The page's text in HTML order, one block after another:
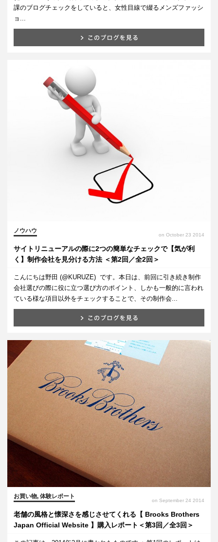
課のブログチェックをしていると、女性目線で綴るメンズファッシ
ョ...
ノウハウ
on October 23 2014
サイトリニューアルの際に2つの簡単なチェックで【気が利
く】制作会社を見分ける方法 ＜第2回／全2回＞
こんにちは野田 (@KURUZE) です。本日は、前回に引き続き制作
会社選びの際に役に立つ選び方のポイント、しかも一般的に言われ
ている様な項目以外をチェックすることで、その制作会...
お買い物, 体験レポート
on September 24 2014
老舗の風格と懐深さを感じさせてくれる【 Brooks Brothers
Japan Official Website 】購入レポート＜第3回／全3回＞